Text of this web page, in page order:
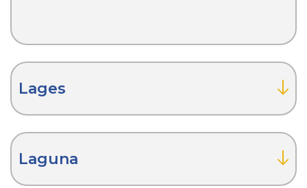
Lages
Laguna